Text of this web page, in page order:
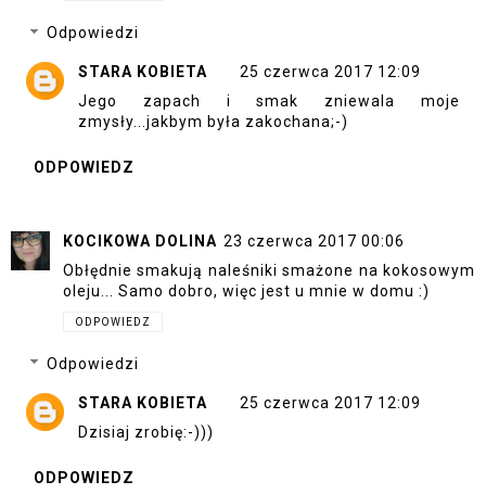
Odpowiedzi
STARA KOBIETA
25 czerwca 2017 12:09
Jego zapach i smak zniewala moje
zmysły...jakbym była zakochana;-)
ODPOWIEDZ
KOCIKOWA DOLINA 23 czerwca 2017 00:06
Obłędnie smakują naleśniki smażone na kokosowym
oleju... Samo dobro, więc jest u mnie w domu :)
ODPOWIEDZ
Odpowiedzi
STARA KOBIETA
25 czerwca 2017 12:09
Dzisiaj zrobię:-)))
ODPOWIEDZ